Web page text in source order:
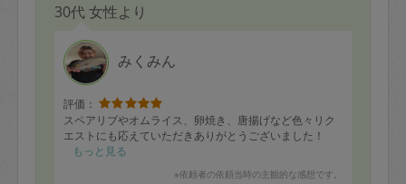
30代 女性より
みくみん
評価：
スペアリブやオムライス、卵焼き、唐揚げなど色々リク
エストにも応えていただきありがとうございました！
もっと見る
※依頼者の依頼当時の主観的な感想です。